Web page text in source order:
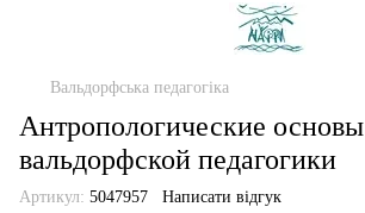
Вальдорфська педагогіка
Антропологические основы
вальдорфской педагогики
Артикул: 5047957 Написати відгук